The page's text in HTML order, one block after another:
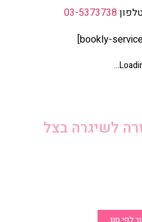
03-5373738
לשיגרה בצל